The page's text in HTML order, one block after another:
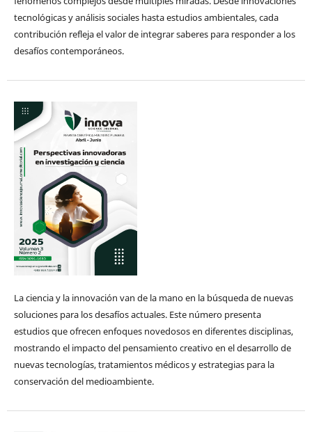
tecnológicas y análisis sociales hasta estudios ambientales, cada
contribución refleja el valor de integrar saberes para responder a los
desafíos contemporáneos.
La ciencia y la innovación van de la mano en la búsqueda de nuevas
soluciones para los desafíos actuales. Este número presenta
estudios que ofrecen enfoques novedosos en diferentes disciplinas,
mostrando el impacto del pensamiento creativo en el desarrollo de
nuevas tecnologías, tratamientos médicos y estrategias para la
conservación del medioambiente.